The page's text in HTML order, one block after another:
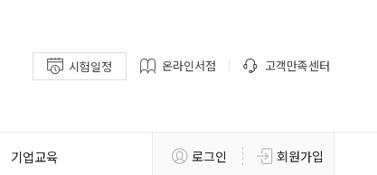
시험일정 온라인서점 고객만족센터
기업교육 로그인 회원가입